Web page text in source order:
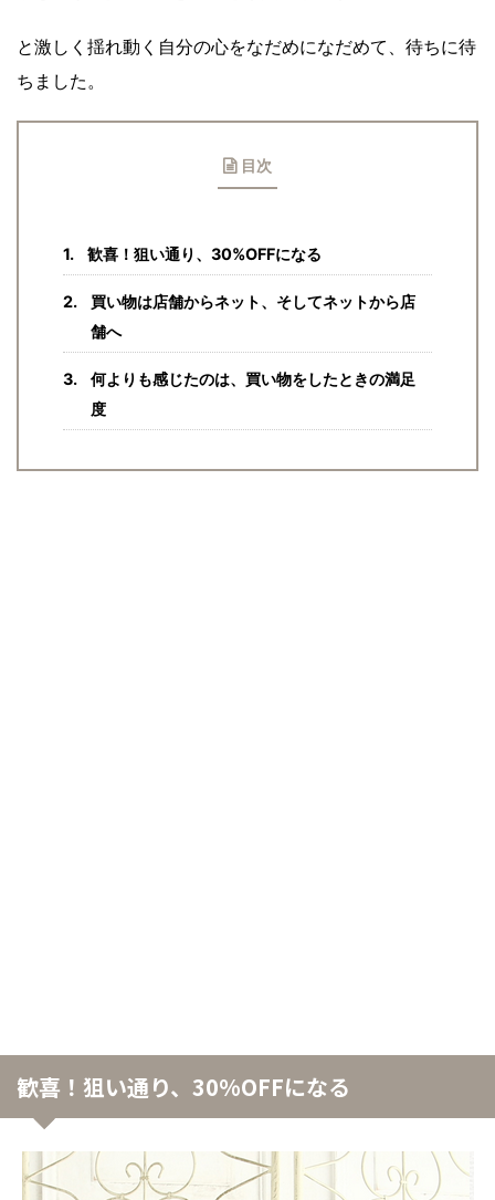
と激しく揺れ動く自分の心をなだめになだめて、待ちに待
ちました。
目次
歓喜！狙い通り、30%OFFになる
買い物は店舗からネット、そしてネットから店
舗へ
何よりも感じたのは、買い物をしたときの満足
度
歓喜！狙い通り、30%OFFになる